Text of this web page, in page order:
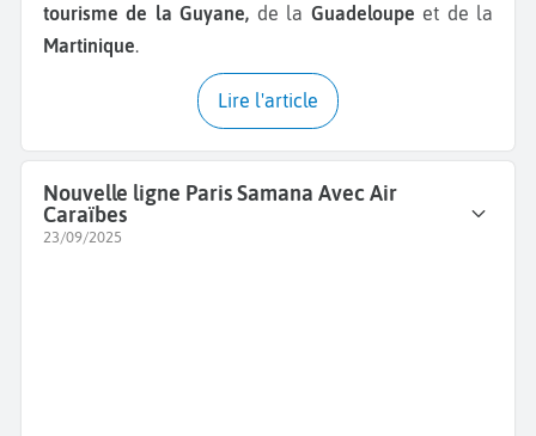
tourisme de la Guyane, de la Guadeloupe et de la
Martinique.
Lire l'article
Nouvelle ligne Paris Samana Avec Air
Caraïbes
23/09/2025